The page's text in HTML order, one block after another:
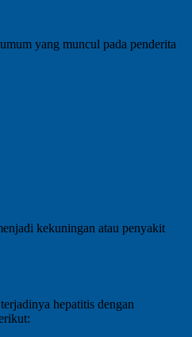
yang muncul pada penderita
kekuningan atau penyakit
hepatitis dengan